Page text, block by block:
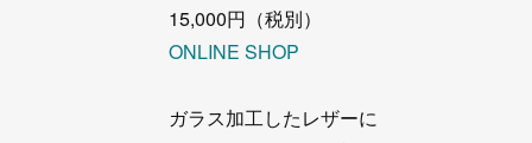
15,000円（税別）
ONLINE SHOP
ガラス加工したレザーに